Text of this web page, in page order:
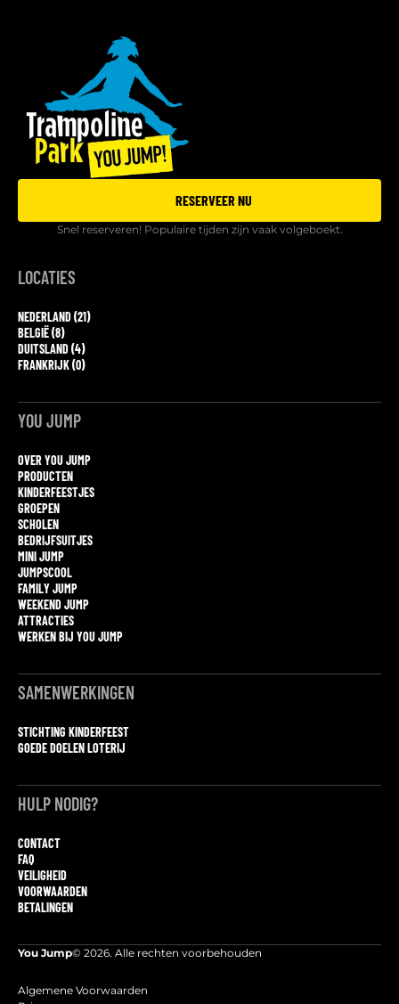
RESERVEER NU
Snel reserveren! Populaire tijden zijn vaak volgeboekt.
LOCATIES
NEDERLAND (21)
BELGIË (8)
DUITSLAND (4)
FRANKRIJK (0)
YOU JUMP
OVER YOU JUMP
PRODUCTEN
KINDERFEESTJES
GROEPEN
SCHOLEN
BEDRIJFSUITJES
MINI JUMP
JUMPSCOOL
FAMILY JUMP
WEEKEND JUMP
ATTRACTIES
WERKEN BIJ YOU JUMP
SAMENWERKINGEN
STICHTING KINDERFEEST
GOEDE DOELEN LOTERIJ
HULP NODIG?
CONTACT
FAQ
VEILIGHEID
VOORWAARDEN
BETALINGEN
You Jump© 2026. Alle rechten voorbehouden
Algemene Voorwaarden